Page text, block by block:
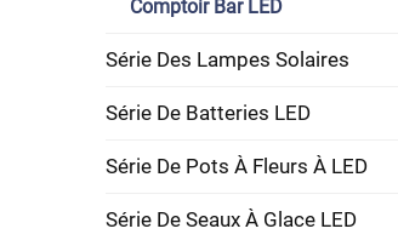
Comptoir Bar LED
Série Des Lampes Solaires
Série De Batteries LED
Série De Pots À Fleurs À LED
Série De Seaux À Glace LED